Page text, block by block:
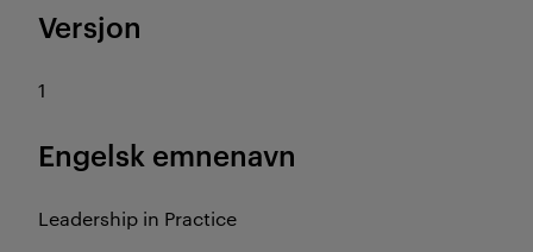
Versjon
1
Engelsk emnenavn
Leadership in Practice